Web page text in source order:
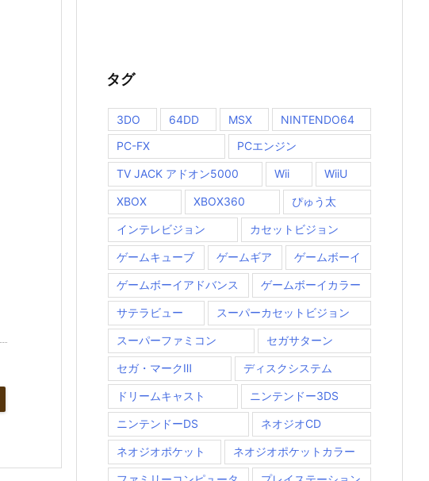
タグ
3DO 64DD MSX
NINTENDO64
PC-FX
PCエンジン
TV JACK アドオン5000 Wii WiiU
XBOX XBOX360 ぴゅう太
インテレビジョン カセットビジョン
ゲームキューブ ゲームギア ゲームボーイ
ゲームボーイアドバンス ゲームボーイカラー
サテラビュー スーパーカセットビジョン
スーパーファミコン セガサターン
セガ・マークⅢ ディスクシステム
ドリームキャスト ニンテンドー3DS
ニンテンドーDS ネオジオCD
ネオジオポケット ネオジオポケットカラー